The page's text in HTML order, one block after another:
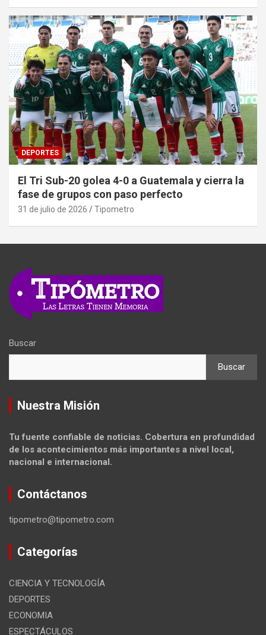
DEPORTES
El Tri Sub-20 golea 4-0 a Guatemala y cierra la
fase de grupos con paso perfecto
31 de julio de 2026 Tipometro
Buscar
Buscar
Nuestra Misión
Tu fuente confiable de noticias. Cobertura en profundidad
de los acontecimientos más importantes a nivel local,
nacional e internacional.
Contáctanos
tipometro@tipometro.com
Categorías
CIENCIA Y TECNOLOGÍA
DEPORTES
ECONOMIA
ESPECTÁCULOS